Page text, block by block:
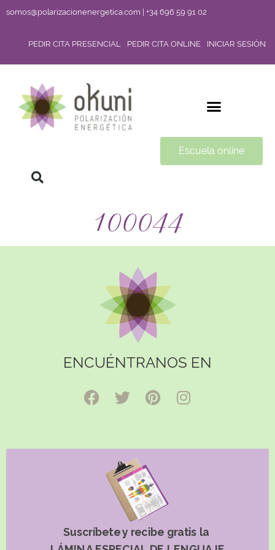
somos@polarizacionenergetica.com | +34 696 59 91 02
PEDIR CITA PRESENCIAL PEDIR CITA ONLINE INICIAR SESIÓN
Escuela online
100044
ENCUÉNTRANOS EN
Suscríbete y recibe gratis la